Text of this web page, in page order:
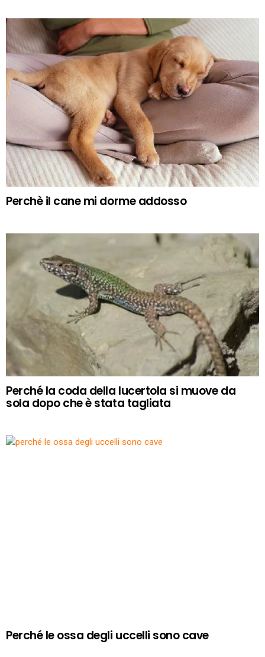
Perchè il cane mi dorme addosso
Perché la coda della lucertola si muove da
sola dopo che è stata tagliata
Perché le ossa degli uccelli sono cave